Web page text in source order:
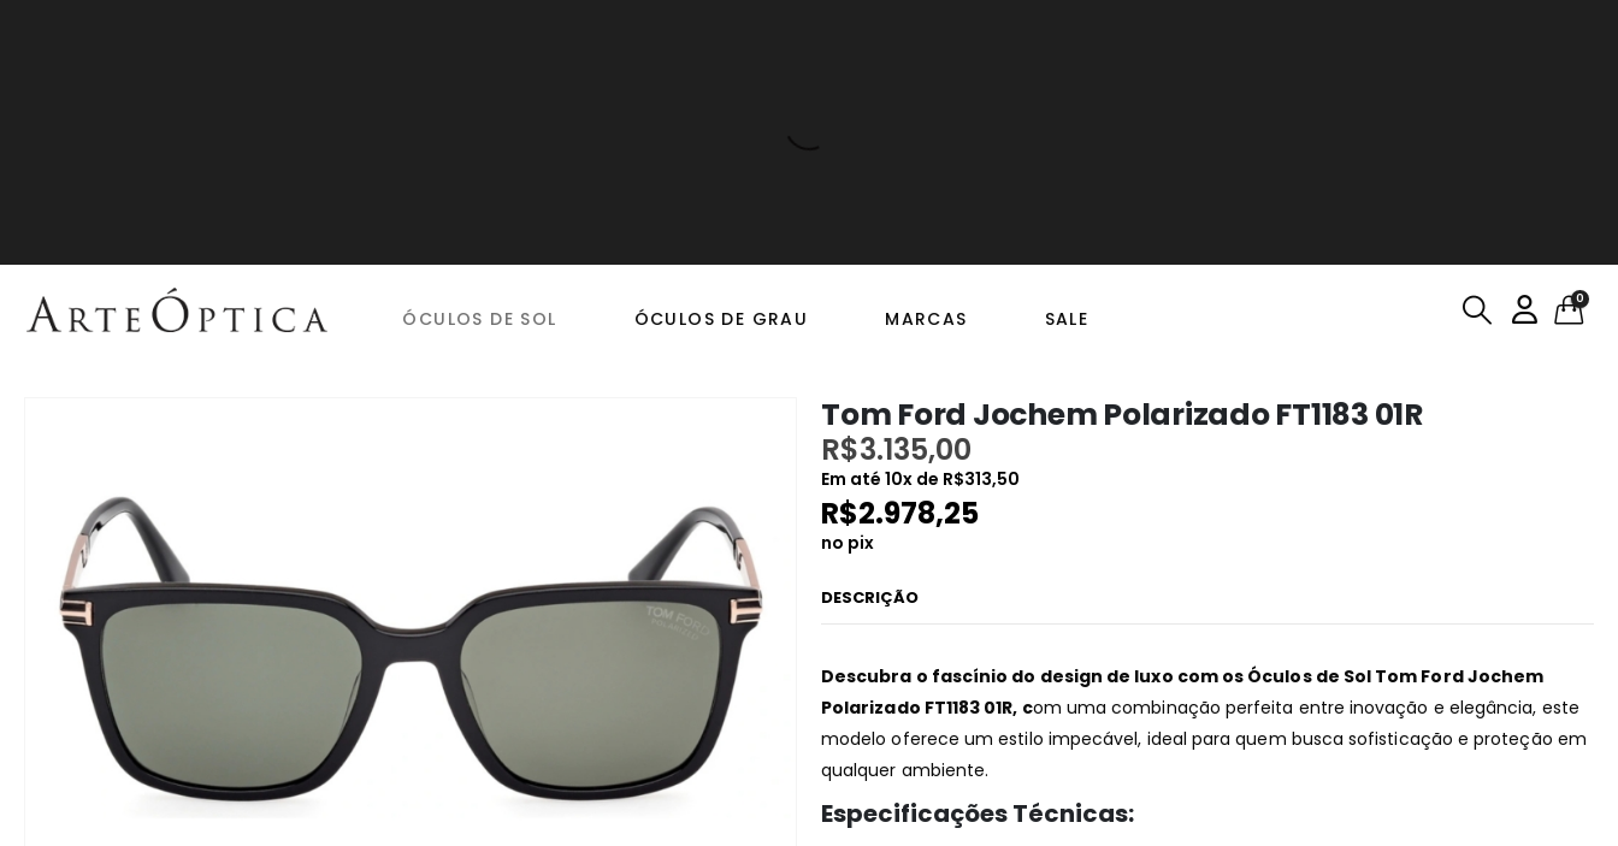
ÓCULOS DE SOL ÓCULOS DE GRAU MARCAS SALE
0
Tom Ford Jochem Polarizado FT1183 01R
R$3.135,00
Em até 10x de R$313,50
R$2.978,25
no pix
DESCRIÇÃO
Descubra o fascínio do design de luxo com os Óculos de Sol Tom Ford Jochem
Polarizado FT1183 01R, com uma combinação perfeita entre inovação e elegância, este
modelo oferece um estilo impecável, ideal para quem busca sofisticação e proteção em
qualquer ambiente.
Especificações Técnicas: